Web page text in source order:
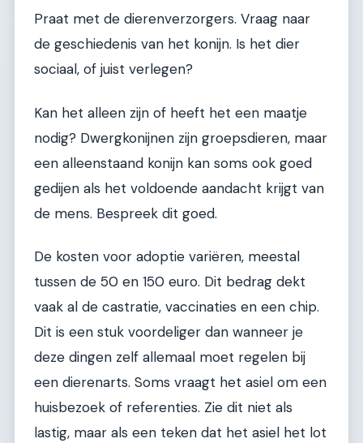
Praat met de dierenverzorgers. Vraag naar
de geschiedenis van het konijn. Is het dier
sociaal, of juist verlegen?
Kan het alleen zijn of heeft het een maatje
nodig? Dwergkonijnen zijn groepsdieren, maar
een alleenstaand konijn kan soms ook goed
gedijen als het voldoende aandacht krijgt van
de mens. Bespreek dit goed.
De kosten voor adoptie variëren, meestal
tussen de 50 en 150 euro. Dit bedrag dekt
vaak al de castratie, vaccinaties en een chip.
Dit is een stuk voordeliger dan wanneer je
deze dingen zelf allemaal moet regelen bij
een dierenarts. Soms vraagt het asiel om een
huisbezoek of referenties. Zie dit niet als
lastig, maar als een teken dat het asiel het lot